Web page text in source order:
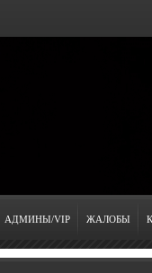
АДМИНЫ/VIP ЖАЛОБЫ